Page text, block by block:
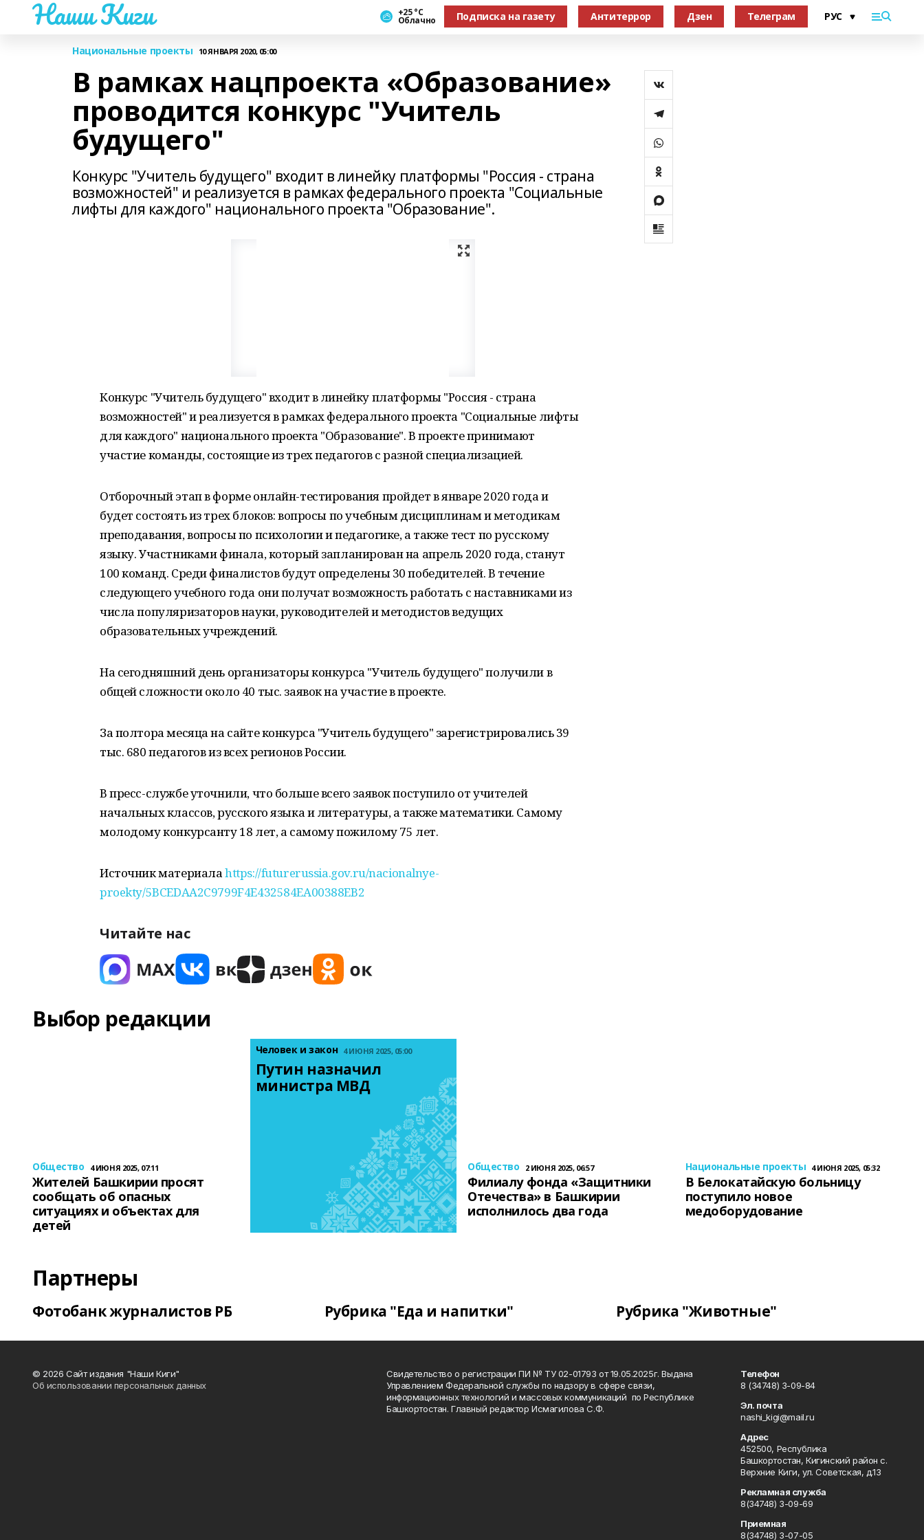
Наши Киги +25 °С
Облачно Подписка на газету Антитеррор Дзен Телеграм
Национальные проекты 10 ЯНВАРЯ 2020, 05:00
В рамках нацпроекта «Образование»
проводится конкурс "Учитель
будущего"
Конкурс "Учитель будущего" входит в линейку платформы "Россия - страна
возможностей" и реализуется в рамках федерального проекта "Социальные
лифты для каждого" национального проекта "Образование".
Конкурс "Учитель будущего" входит в линейку платформы "Россия - страна
возможностей" и реализуется в рамках федерального проекта "Социальные лифты
для каждого" национального проекта "Образование". В проекте принимают
участие команды, состоящие из трех педагогов с разной специализацией.
Отборочный этап в форме онлайн-тестирования пройдет в январе 2020 года и
будет состоять из трех блоков: вопросы по учебным дисциплинам и методикам
преподавания, вопросы по психологии и педагогике, а также тест по русскому
языку. Участниками финала, который запланирован на апрель 2020 года, станут
100 команд. Среди финалистов будут определены 30 победителей. В течение
следующего учебного года они получат возможность работать с наставниками из
числа популяризаторов науки, руководителей и методистов ведущих
образовательных учреждений.
На сегодняшний день организаторы конкурса "Учитель будущего" получили в
общей сложности около 40 тыс. заявок на участие в проекте.
За полтора месяца на сайте конкурса "Учитель будущего" зарегистрировались 39
тыс. 680 педагогов из всех регионов России.
В пресс-службе уточнили, что больше всего заявок поступило от учителей
начальных классов, русского языка и литературы, а также математики. Самому
молодому конкурсанту 18 лет, а самому пожилому 75 лет.
Источник материалаhttps://futurerussia.gov.ru/nacionalnye-
proekty/5BCEDAA2C9799F4E432584EA00388EB2
Читайте нас
Выбор редакции
Общество 4 ИЮНЯ 2025, 07:11
Жителей Башкирии просят
сообщать об опасных
ситуациях и объектах для
детей
Человек и закон 4 ИЮНЯ 2025, 05:00
Путин назначил
министра МВД
Общество 2 ИЮНЯ 2025, 06:57
Филиалу фонда «Защитники
Отечества» в Башкирии
исполнилось два года
Национальные проекты 4 ИЮНЯ 2025, 05:32
В Белокатайскую больницу
поступило новое
медоборудование
Партнеры
Фотобанк журналистов РБ Рубрика "Еда и напитки" Рубрика "Животные"
© 2026 Сайт издания "Наши Киги"
Об использовании персональных данных
Свидетельство о регистрации ПИ № ТУ 02-01793 от 19.05.2025г. Выдана
Управлением Федеральной службы по надзору в сфере связи,
информационных технологий и массовых коммуникаций по Республике
Башкортостан. Главный редактор Исмагилова С.Ф.
Телефон
8 (34748) 3-09-84
Эл. почта
nashi_kigi@mail.ru
Адрес
452500, Республика
Башкортостан, Кигинский район с.
Верхние Киги, ул. Советская, д.13
Рекламная служба
8(34748) 3-09-69
Приемная
8(34748) 3-07-05